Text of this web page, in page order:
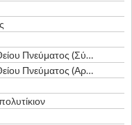
(Σύντομον)
Πνεύματος (Αργόν)